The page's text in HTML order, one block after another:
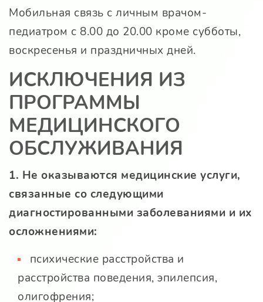
Мобильная связь с личным врачом-
педиатром с 8.00 до 20.00 кроме субботы,
воскресенья и праздничных дней.
ИСКЛЮЧЕНИЯ ИЗ
ПРОГРАММЫ
МЕДИЦИНСКОГО
ОБСЛУЖИВАНИЯ
1. Не оказываются медицинские услуги,
связанные со следующими
диагностированными заболеваниями и их
осложнениями:
психические расстройства и
расстройства поведения, эпилепсия,
олигофрения;